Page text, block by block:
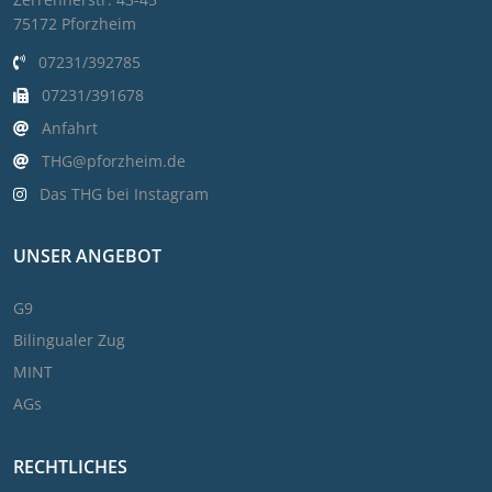
75172 Pforzheim
07231/392785
07231/391678
Anfahrt
THG@pforzheim.de
Das THG bei Instagram
UNSER ANGEBOT
G9
Bilingualer Zug
MINT
AGs
RECHTLICHES